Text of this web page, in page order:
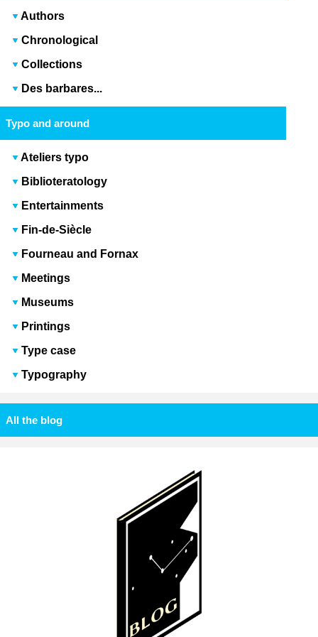
Authors
Chronological
Collections
Des barbares...
Typo and around
Ateliers typo
Biblioteratology
Entertainments
Fin-de-Siècle
Fourneau and Fornax
Meetings
Museums
Printings
Type case
Typography
All the blog